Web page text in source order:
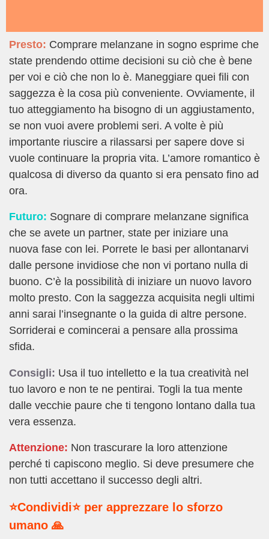
Presto: Comprare melanzane in sogno esprime che
state prendendo ottime decisioni su ciò che è bene
per voi e ciò che non lo è. Maneggiare quei fili con
saggezza è la cosa più conveniente. Ovviamente, il
tuo atteggiamento ha bisogno di un aggiustamento,
se non vuoi avere problemi seri. A volte è più
importante riuscire a rilassarsi per sapere dove si
vuole continuare la propria vita. L’amore romantico è
qualcosa di diverso da quanto si era pensato fino ad
ora.
Futuro: Sognare di comprare melanzane significa
che se avete un partner, state per iniziare una
nuova fase con lei. Porrete le basi per allontanarvi
dalle persone invidiose che non vi portano nulla di
buono. C’è la possibilità di iniziare un nuovo lavoro
molto presto. Con la saggezza acquisita negli ultimi
anni sarai l’insegnante o la guida di altre persone.
Sorriderai e comincerai a pensare alla prossima
sfida.
Consigli: Usa il tuo intelletto e la tua creatività nel
tuo lavoro e non te ne pentirai. Togli la tua mente
dalle vecchie paure che ti tengono lontano dalla tua
vera essenza.
Attenzione: Non trascurare la loro attenzione
perché ti capiscono meglio. Si deve presumere che
non tutti accettano il successo degli altri.
⭐Condividi⭐ per apprezzare lo sforzo
umano 🙏